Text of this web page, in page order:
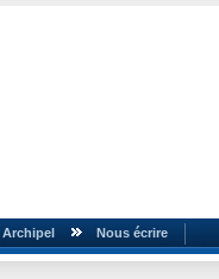
Archipel Nous écrire